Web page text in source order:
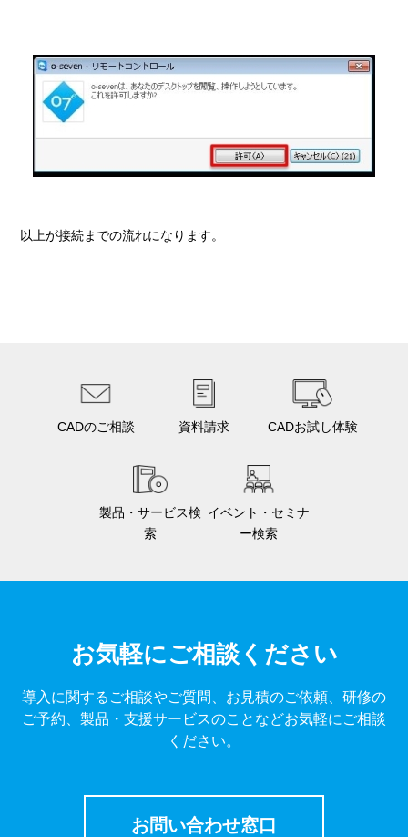
以上が接続までの流れになります。
CADのご相談 資料請求 CADお試し体験
製品・サービス検
索
イベント・セミナ
ー検索
お気軽にご相談ください
導入に関するご相談やご質問、お見積のご依頼、研修の
ご予約、製品・支援サービスのことなどお気軽にご相談
ください。
お問い合わせ窓口